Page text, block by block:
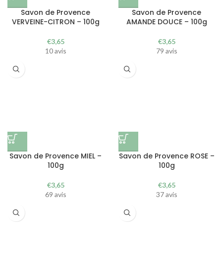
Savon de Provence
VERVEINE-CITRON – 100g
€3,65
10 avis
Savon de Provence
AMANDE DOUCE – 100g
€3,65
79 avis
Savon de Provence MIEL –
100g
€3,65
69 avis
Savon de Provence ROSE –
100g
€3,65
37 avis